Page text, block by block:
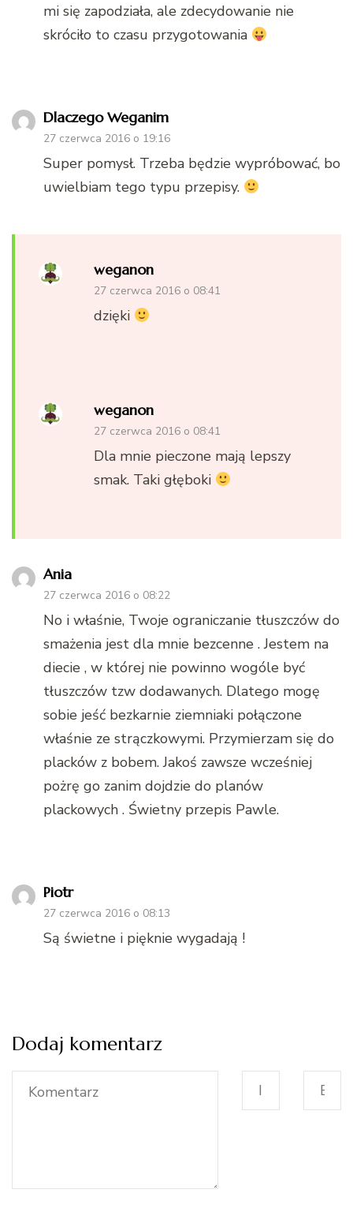
mi się zapodziała, ale zdecydowanie nie
skróciło to czasu przygotowania
Dlaczego Weganim
27 czerwca 2016 o 19:16
Super pomysł. Trzeba będzie wypróbować, bo
uwielbiam tego typu przepisy.
weganon
27 czerwca 2016 o 08:41
dzięki
weganon
27 czerwca 2016 o 08:41
Dla mnie pieczone mają lepszy
smak. Taki głęboki
Ania
27 czerwca 2016 o 08:22
No i właśnie, Twoje ograniczanie tłuszczów do
smażenia jest dla mnie bezcenne . Jestem na
diecie , w której nie powinno wogóle być
tłuszczów tzw dodawanych. Dlatego mogę
sobie jeść bezkarnie ziemniaki połączone
właśnie ze strączkowymi. Przymierzam się do
placków z bobem. Jakoś zawsze wcześniej
pożrę go zanim dojdzie do planów
plackowych . Świetny przepis Pawle.
Piotr
27 czerwca 2016 o 08:13
Są świetne i pięknie wygadają !
Dodaj komentarz